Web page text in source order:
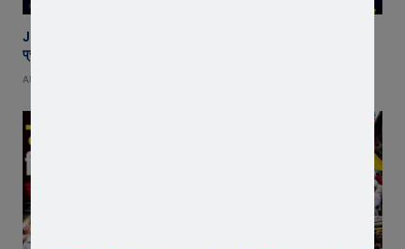
JPS Quiz 2026 : जावरा पब्लिक स्कूल में ‘इंडिया क्वेस्ट-भारत गौरव’ क्विज
प्रतियोगिता, अथर्ववेद सदन बना विजेता
AUGUST 9, 2026